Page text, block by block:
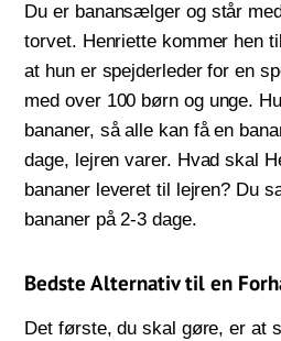
Du er banansælger og står
torvet. Henriette kommer hen
at hun er spejderleder for en
med over 100 børn og unge.
bananer, så alle kan få en
dage, lejren varer. Hvad skal
bananer leveret til lejren? Du
bananer på 2-3 dage.
Bedste Alternativ til en
Det første, du skal gøre, er at